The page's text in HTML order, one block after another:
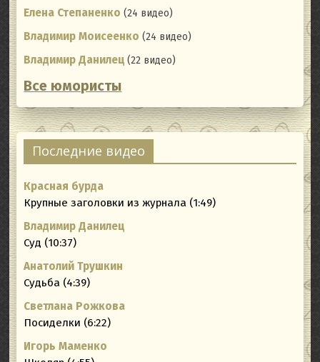
Елена Степаненко (24 видео)
Владимир Моисеенко (24 видео)
Владимир Данилец (22 видео)
Все юмористы
Последние видео
Красная бурда
Крупные заголовки из журнала (1:49)
Владимир Данилец
Суд (10:37)
Анатолий Трушкин
Судьба (4:39)
Светлана Рожкова
Посиделки (6:22)
Игорь Маменко